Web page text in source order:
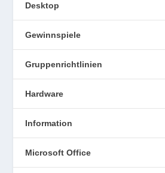
Desktop
Gewinnspiele
Gruppenrichtlinien
Hardware
Information
Microsoft Office